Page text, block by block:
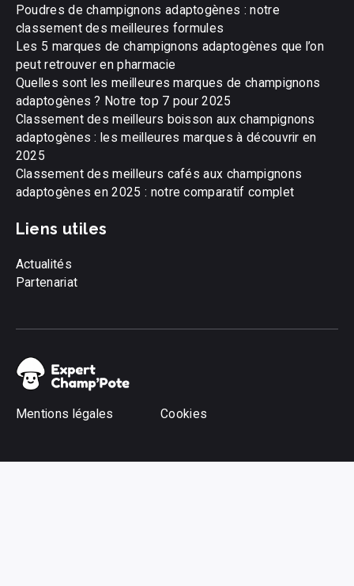
Poudres de champignons adaptogènes : notre
classement des meilleures formules
Les 5 marques de champignons adaptogènes que l’on
peut retrouver en pharmacie
Quelles sont les meilleures marques de champignons
adaptogènes ? Notre top 7 pour 2025
Classement des meilleurs boisson aux champignons
adaptogènes : les meilleures marques à découvrir en
2025
Classement des meilleurs cafés aux champignons
adaptogènes en 2025 : notre comparatif complet
Liens utiles
Actualités
Partenariat
Mentions légales Cookies